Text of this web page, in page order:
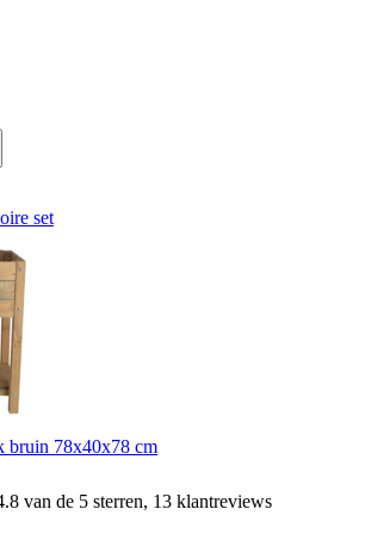
set
bruin 78x40x78 cm
van de 5 sterren, 13 klantreviews